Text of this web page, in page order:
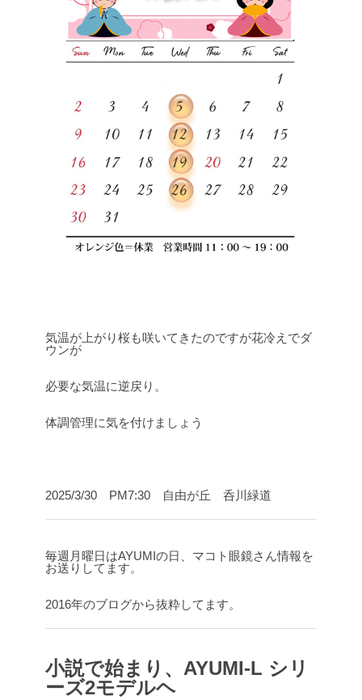
気温が上がり桜も咲いてきたのですが花冷えでダ
ウンが
必要な気温に逆戻り。
体調管理に気を付けましょう
2025/3/30 PM7:30 自由が丘 呑川緑道
毎週月曜日はAYUMIの日、マコト眼鏡さん情報を
お送りしてます。
2016年のブログから抜粋してます。
小説で始まり、AYUMI-L シリ
ーズ2モデルヘ